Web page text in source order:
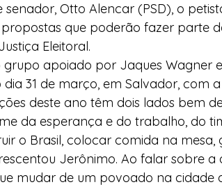
senador, Otto Alencar (PSD), o
que poderão fazer parte
Eleitoral.
apoiado por Jaques Wagner
31 de março, em Salvador, com
deste ano têm dois lados bem
da esperança e do trabalho, do
o Brasil, colocar comida na
Jerônimo. Ao falar sobre a
mudar de um povoado na cidade